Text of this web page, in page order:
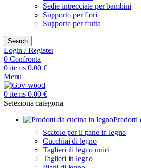
Sedie intrecciate per bambini
Supporto per fiori
Supporto per frutta
Search
Login / Register
0 Confronta
0 items 0.00 €
Menu
0 items 0.00 €
Seleziona categoria
Prodotti
Scatole per il pane in legno
Cucchiai di legno
Taglieri di legno unici
Taglieri in legno